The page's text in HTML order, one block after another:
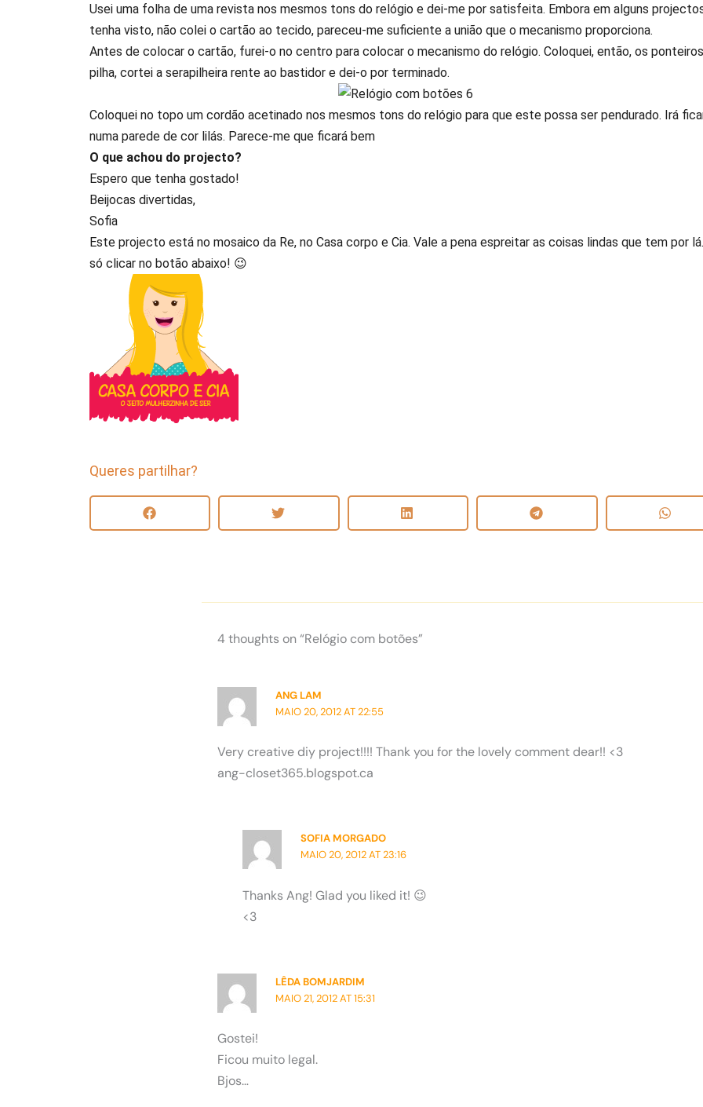
Usei uma folha de uma revista nos mesmos tons do relógio e dei-me por satisfeita. Embora em alguns
tenha visto, não colei o cartão ao tecido, pareceu-me suficiente a união que o mecanismo proporciona.
Antes de colocar o cartão, furei-o no centro para colocar o mecanismo do relógio. Coloquei, então, os
pilha, cortei a serapilheira rente ao bastidor e dei-o por terminado.
Coloquei no topo um cordão acetinado nos mesmos tons do relógio para que este possa ser pendurado. Irá
numa parede de cor lilás. Parece-me que ficará bem
O que achou do projecto?
Espero que tenha gostado!
Beijocas divertidas,
Sofia
Este projecto está no mosaico da Re, no Casa corpo e Cia. Vale a pena espreitar as coisas lindas que tem por
só clicar no botão abaixo! 😉
Queres partilhar?
4 thoughts on “Relógio com botões”
ANG LAM
MAIO 20, 2012 AT 22:55
Very creative diy project!!!! Thank you for the lovely comment dear!! <3
ang-closet365.blogspot.ca
SOFIA MORGADO
MAIO 20, 2012 AT 23:16
Thanks Ang! Glad you liked it! 😉
<3
LÊDA BOMJARDIM
MAIO 21, 2012 AT 15:31
Gostei!
Ficou muito legal.
Bjos…